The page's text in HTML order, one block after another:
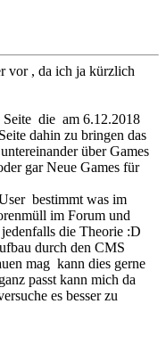
vor , da ich ja kürzlich
Seite die am 6.12.2018
dahin zu bringen das
über Games
gar Neue Games für
bestimmt was im
im Forum und
die Theorie :D
durch den CMS
mag kann dies gerne
passt kann mich da
es besser zu